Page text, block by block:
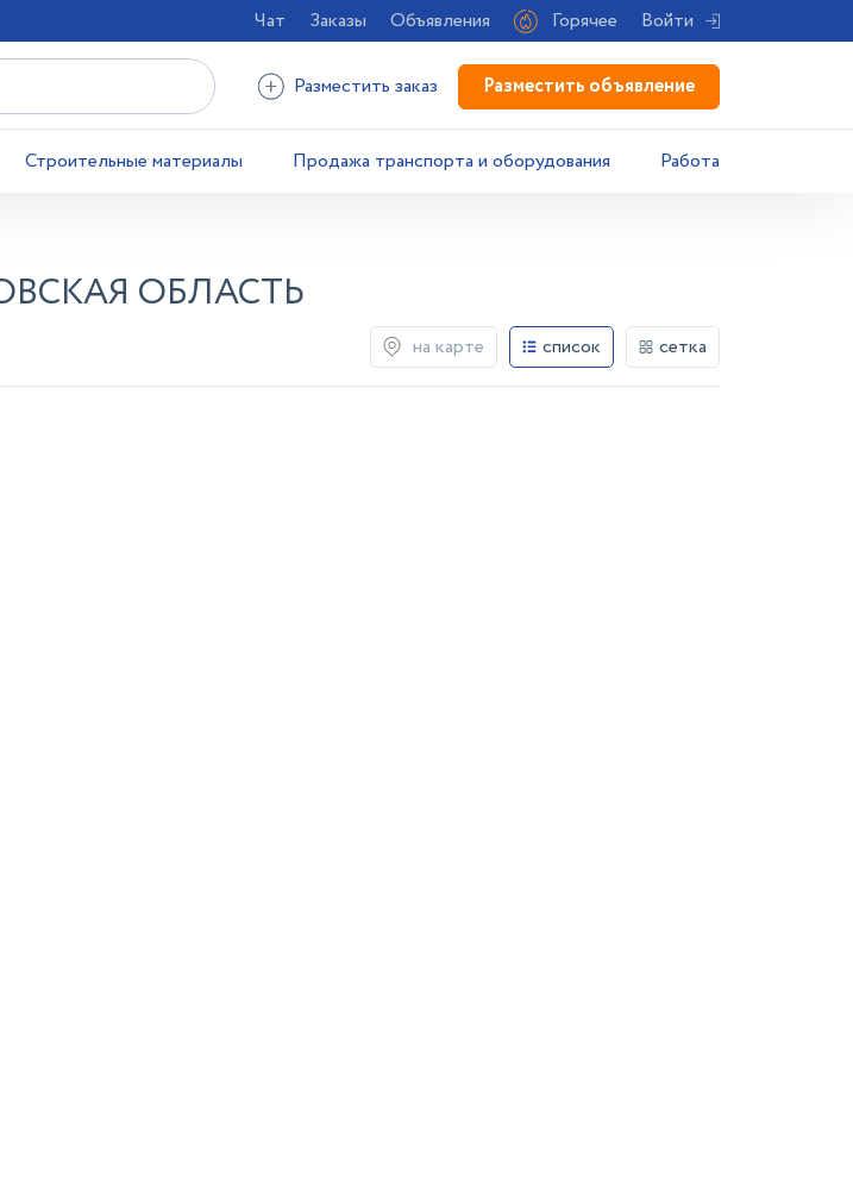
Чат Заказы Объявления Горячее Войти
Разместить заказ Разместить объявление
Строительные материалы Продажа транспорта и оборудования Работа
ОБЛАСТЬ
на карте список сетка